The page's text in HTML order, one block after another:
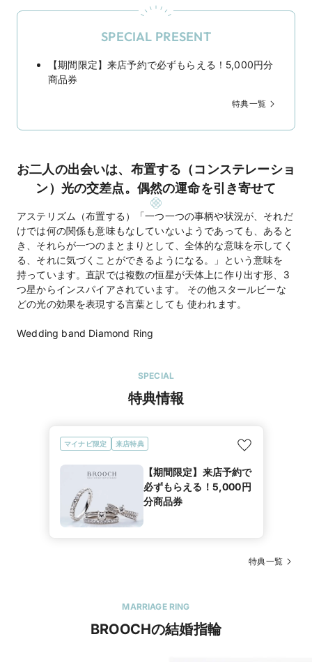
SPECIAL PRESENT
【期間限定】来店予約で必ずもらえる！5,000円分
商品券
特典一覧
お二人の出会いは、布置する（コンステレーショ
ン）光の交差点。偶然の運命を引き寄せて
アステリズム（布置する）「一つ一つの事柄や状況が、それだ
けでは何の関係も意味もなしていないようであっても、あると
き、それらが一つのまとまりとして、全体的な意味を示してく
る、それに気づくことができるようになる。」という意味を
持っています。直訳では複数の恒星が天体上に作り出す形、3
つ星からインスパイアされています。 その他スタールビーな
どの光の効果を表現する言葉としても 使われます。
SPECIAL
特典情報
マイナビ限定 来店特典
【期間限定】来店予約で
必ずもらえる！5,000円
分商品券
特典一覧
MARRIAGE RING
BROOCHの結婚指輪